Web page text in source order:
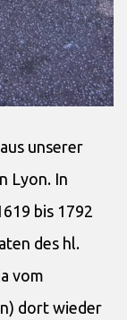
unserer
Lyon. In
bis 1792
des hl.
vom
dort wieder